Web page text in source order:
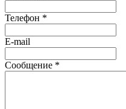
Телефон *
E-mail
Сообщение *